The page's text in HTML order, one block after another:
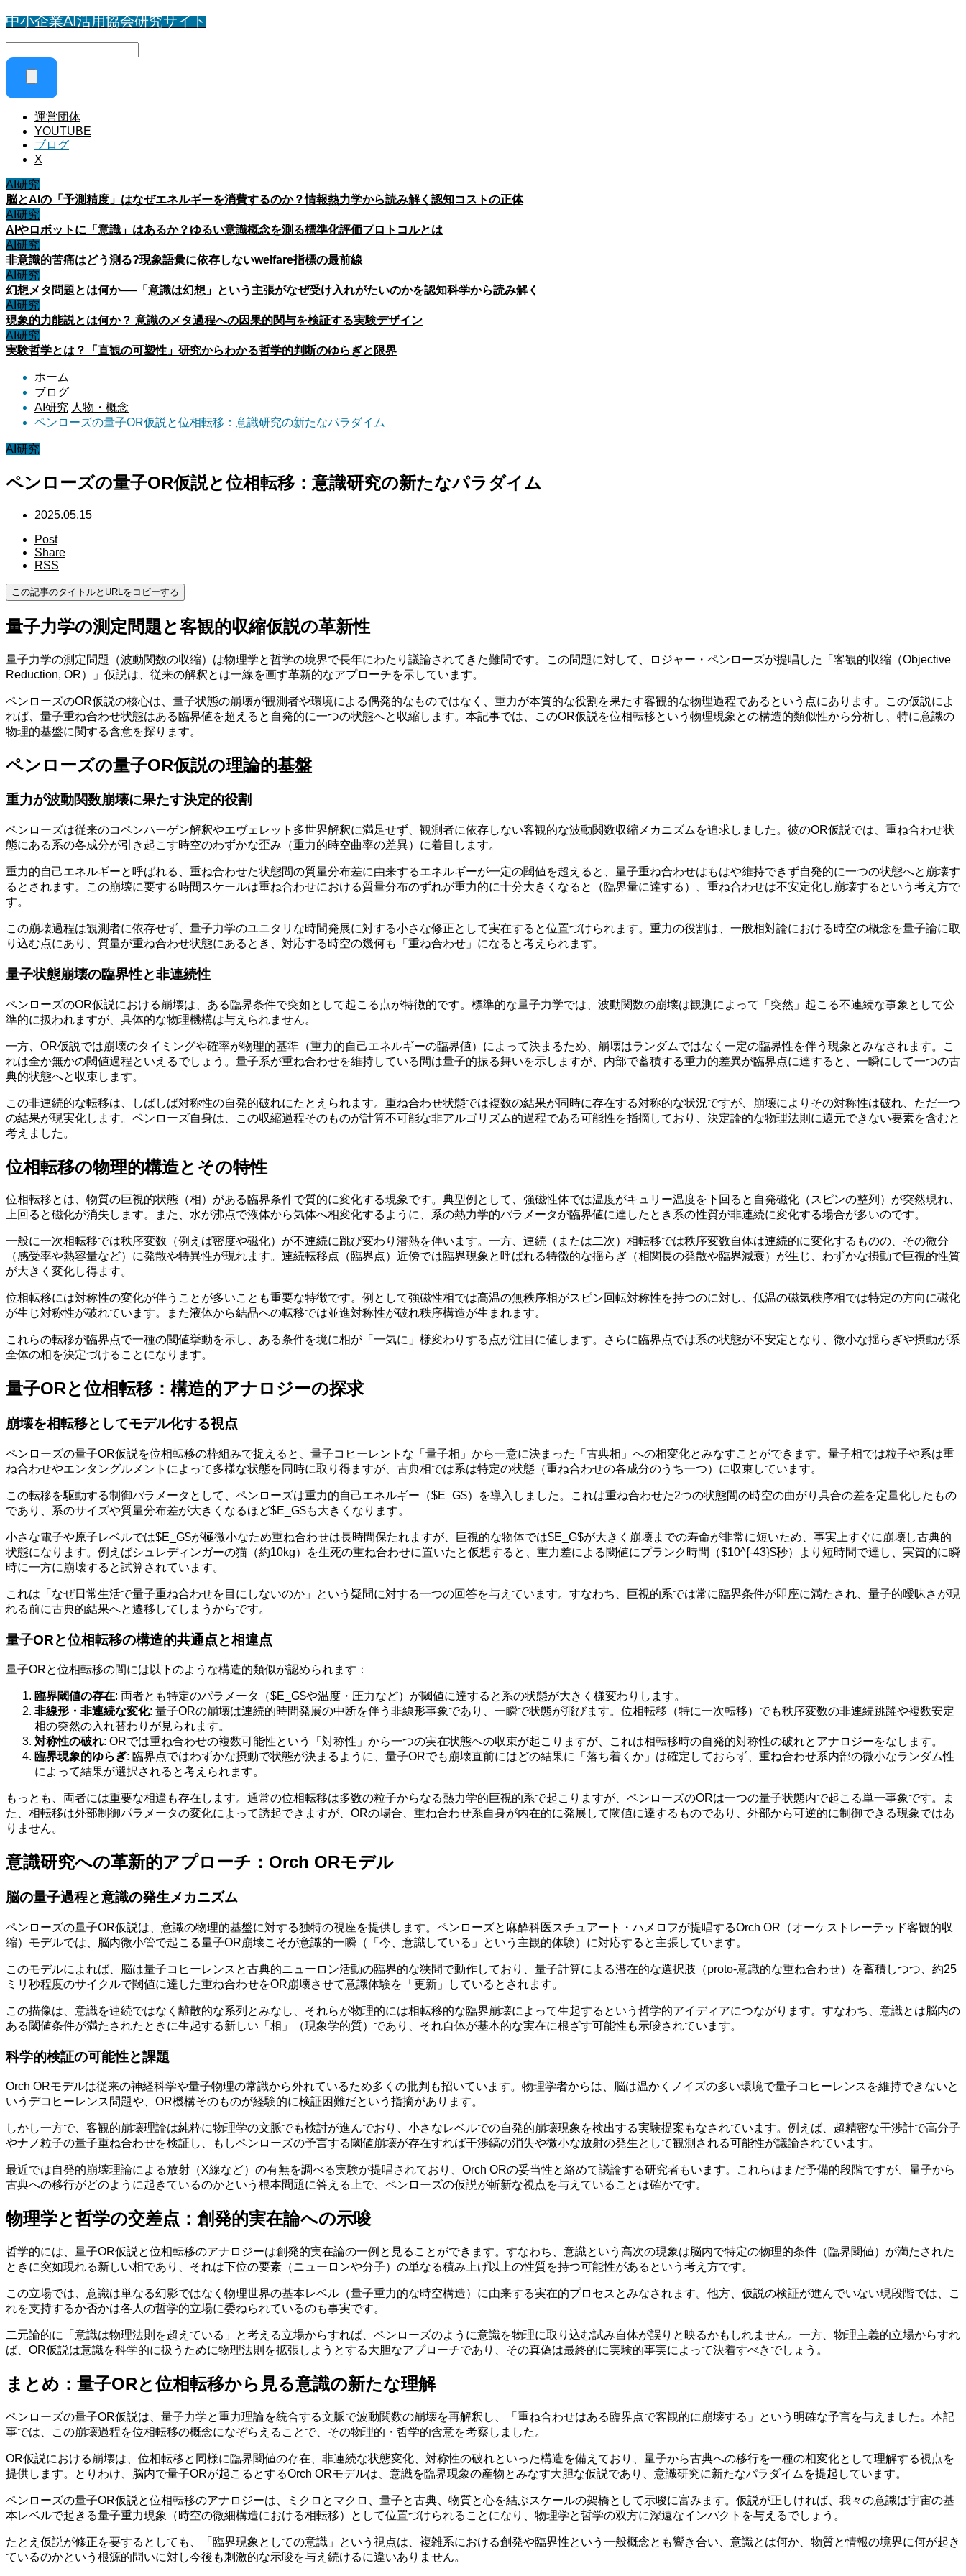
中小企業AI活用協会研究サイト
運営団体
YOUTUBE
ブログ
X
AI研究
脳とAIの「予測精度」はなぜエネルギーを消費するのか？情報熱力学から読み解く認知コストの正体
AI研究
AIやロボットに「意識」はあるか？ゆるい意識概念を測る標準化評価プロトコルとは
AI研究
非意識的苦痛はどう測る?現象語彙に依存しないwelfare指標の最前線
AI研究
幻想メタ問題とは何か──「意識は幻想」という主張がなぜ受け入れがたいのかを認知科学から読み解く
AI研究
現象的力能説とは何か？ 意識のメタ過程への因果的関与を検証する実験デザイン
AI研究
実験哲学とは？「直観の可塑性」研究からわかる哲学的判断のゆらぎと限界
ホーム
ブログ
AI研究 人物・概念
ペンローズの量子OR仮説と位相転移：意識研究の新たなパラダイム
AI研究
ペンローズの量子OR仮説と位相転移：意識研究の新たなパラダイム
2025.05.15
Post
Share
RSS
この記事のタイトルとURLをコピーする
量子力学の測定問題と客観的収縮仮説の革新性
量子力学の測定問題（波動関数の収縮）は物理学と哲学の境界で長年にわたり議論されてきた難問です。この問題に対して、ロジャー・ペンローズが提唱した「客観的収縮（Objective
Reduction, OR）」仮説は、従来の解釈とは一線を画す革新的なアプローチを示しています。
ペンローズのOR仮説の核心は、量子状態の崩壊が観測者や環境による偶発的なものではなく、重力が本質的な役割を果たす客観的な物理過程であるという点にあります。この仮説によ
れば、量子重ね合わせ状態はある臨界値を超えると自発的に一つの状態へと収縮します。本記事では、このOR仮説を位相転移という物理現象との構造的類似性から分析し、特に意識の
物理的基盤に関する含意を探ります。
ペンローズの量子OR仮説の理論的基盤
重力が波動関数崩壊に果たす決定的役割
ペンローズは従来のコペンハーゲン解釈やエヴェレット多世界解釈に満足せず、観測者に依存しない客観的な波動関数収縮メカニズムを追求しました。彼のOR仮説では、重ね合わせ状
態にある系の各成分が引き起こす時空のわずかな歪み（重力的時空曲率の差異）に着目します。
重力的自己エネルギーと呼ばれる、重ね合わせた状態間の質量分布差に由来するエネルギーが一定の閾値を超えると、量子重ね合わせはもはや維持できず自発的に一つの状態へと崩壊す
るとされます。この崩壊に要する時間スケールは重ね合わせにおける質量分布のずれが重力的に十分大きくなると（臨界量に達する）、重ね合わせは不安定化し崩壊するという考え方で
す。
この崩壊過程は観測者に依存せず、量子力学のユニタリな時間発展に対する小さな修正として実在すると位置づけられます。重力の役割は、一般相対論における時空の概念を量子論に取
り込む点にあり、質量が重ね合わせ状態にあるとき、対応する時空の幾何も「重ね合わせ」になると考えられます。
量子状態崩壊の臨界性と非連続性
ペンローズのOR仮説における崩壊は、ある臨界条件で突如として起こる点が特徴的です。標準的な量子力学では、波動関数の崩壊は観測によって「突然」起こる不連続な事象として公
準的に扱われますが、具体的な物理機構は与えられません。
一方、OR仮説では崩壊のタイミングや確率が物理的基準（重力的自己エネルギーの臨界値）によって決まるため、崩壊はランダムではなく一定の臨界性を伴う現象とみなされます。こ
れは全か無かの閾値過程といえるでしょう。量子系が重ね合わせを維持している間は量子的振る舞いを示しますが、内部で蓄積する重力的差異が臨界点に達すると、一瞬にして一つの古
典的状態へと収束します。
この非連続的な転移は、しばしば対称性の自発的破れにたとえられます。重ね合わせ状態では複数の結果が同時に存在する対称的な状況ですが、崩壊によりその対称性は破れ、ただ一つ
の結果が現実化します。ペンローズ自身は、この収縮過程そのものが計算不可能な非アルゴリズム的過程である可能性を指摘しており、決定論的な物理法則に還元できない要素を含むと
考えました。
位相転移の物理的構造とその特性
位相転移とは、物質の巨視的状態（相）がある臨界条件で質的に変化する現象です。典型例として、強磁性体では温度がキュリー温度を下回ると自発磁化（スピンの整列）が突然現れ、
上回ると磁化が消失します。また、水が沸点で液体から気体へ相変化するように、系の熱力学的パラメータが臨界値に達したとき系の性質が非連続に変化する場合が多いのです。
一般に一次相転移では秩序変数（例えば密度や磁化）が不連続に跳び変わり潜熱を伴います。一方、連続（または二次）相転移では秩序変数自体は連続的に変化するものの、その微分
（感受率や熱容量など）に発散や特異性が現れます。連続転移点（臨界点）近傍では臨界現象と呼ばれる特徴的な揺らぎ（相関長の発散や臨界減衰）が生じ、わずかな摂動で巨視的性質
が大きく変化し得ます。
位相転移には対称性の変化が伴うことが多いことも重要な特徴です。例として強磁性相では高温の無秩序相がスピン回転対称性を持つのに対し、低温の磁気秩序相では特定の方向に磁化
が生じ対称性が破れています。また液体から結晶への転移では並進対称性が破れ秩序構造が生まれます。
これらの転移が臨界点で一種の閾値挙動を示し、ある条件を境に相が「一気に」様変わりする点が注目に値します。さらに臨界点では系の状態が不安定となり、微小な揺らぎや摂動が系
全体の相を決定づけることになります。
量子ORと位相転移：構造的アナロジーの探求
崩壊を相転移としてモデル化する視点
ペンローズの量子OR仮説を位相転移の枠組みで捉えると、量子コヒーレントな「量子相」から一意に決まった「古典相」への相変化とみなすことができます。量子相では粒子や系は重
ね合わせやエンタングルメントによって多様な状態を同時に取り得ますが、古典相では系は特定の状態（重ね合わせの各成分のうち一つ）に収束しています。
この転移を駆動する制御パラメータとして、ペンローズは重力的自己エネルギー（$E_G$）を導入しました。これは重ね合わせた2つの状態間の時空の曲がり具合の差を定量化したもの
であり、系のサイズや質量分布差が大きくなるほど$E_G$も大きくなります。
小さな電子や原子レベルでは$E_G$が極微小なため重ね合わせは長時間保たれますが、巨視的な物体では$E_G$が大きく崩壊までの寿命が非常に短いため、事実上すぐに崩壊し古典的
状態になります。例えばシュレディンガーの猫（約10kg）を生死の重ね合わせに置いたと仮想すると、重力差による閾値にプランク時間（$10^{-43}$秒）より短時間で達し、実質的に瞬
時に一方に崩壊すると試算されています。
これは「なぜ日常生活で量子重ね合わせを目にしないのか」という疑問に対する一つの回答を与えています。すなわち、巨視的系では常に臨界条件が即座に満たされ、量子的曖昧さが現
れる前に古典的結果へと遷移してしまうからです。
量子ORと位相転移の構造的共通点と相違点
量子ORと位相転移の間には以下のような構造的類似が認められます：
臨界閾値の存在: 両者とも特定のパラメータ（$E_G$や温度・圧力など）が閾値に達すると系の状態が大きく様変わりします。
非線形・非連続な変化: 量子ORの崩壊は連続的時間発展の中断を伴う非線形事象であり、一瞬で状態が飛びます。位相転移（特に一次転移）でも秩序変数の非連続跳躍や複数安定
相の突然の入れ替わりが見られます。
対称性の破れ: ORでは重ね合わせの複数可能性という「対称性」から一つの実在状態への収束が起こりますが、これは相転移時の自発的対称性の破れとアナロジーをなします。
臨界現象的ゆらぎ: 臨界点ではわずかな摂動で状態が決まるように、量子ORでも崩壊直前にはどの結果に「落ち着くか」は確定しておらず、重ね合わせ系内部の微小なランダム性
によって結果が選択されると考えられます。
もっとも、両者には重要な相違も存在します。通常の位相転移は多数の粒子からなる熱力学的巨視的系で起こりますが、ペンローズのORは一つの量子状態内で起こる単一事象です。ま
た、相転移は外部制御パラメータの変化によって誘起できますが、ORの場合、重ね合わせ系自身が内在的に発展して閾値に達するものであり、外部から可逆的に制御できる現象ではあ
りません。
意識研究への革新的アプローチ：Orch ORモデル
脳の量子過程と意識の発生メカニズム
ペンローズの量子OR仮説は、意識の物理的基盤に対する独特の視座を提供します。ペンローズと麻酔科医スチュアート・ハメロフが提唱するOrch OR（オーケストレーテッド客観的収
縮）モデルでは、脳内微小管で起こる量子OR崩壊こそが意識的一瞬（「今、意識している」という主観的体験）に対応すると主張しています。
このモデルによれば、脳は量子コヒーレンスと古典的ニューロン活動の臨界的な狭間で動作しており、量子計算による潜在的な選択肢（proto-意識的な重ね合わせ）を蓄積しつつ、約25
ミリ秒程度のサイクルで閾値に達した重ね合わせをOR崩壊させて意識体験を「更新」しているとされます。
この描像は、意識を連続ではなく離散的な系列とみなし、それらが物理的には相転移的な臨界崩壊によって生起するという哲学的アイディアにつながります。すなわち、意識とは脳内の
ある閾値条件が満たされたときに生起する新しい「相」（現象学的質）であり、それ自体が基本的な実在に根ざす可能性も示唆されています。
科学的検証の可能性と課題
Orch ORモデルは従来の神経科学や量子物理の常識から外れているため多くの批判も招いています。物理学者からは、脳は温かくノイズの多い環境で量子コヒーレンスを維持できないと
いうデコヒーレンス問題や、OR機構そのものが経験的に検証困難だという指摘があります。
しかし一方で、客観的崩壊理論は純粋に物理学の文脈でも検討が進んでおり、小さなレベルでの自発的崩壊現象を検出する実験提案もなされています。例えば、超精密な干渉計で高分子
やナノ粒子の量子重ね合わせを検証し、もしペンローズの予言する閾値崩壊が存在すれば干渉縞の消失や微小な放射の発生として観測される可能性が議論されています。
最近では自発的崩壊理論による放射（X線など）の有無を調べる実験が提唱されており、Orch ORの妥当性と絡めて議論する研究者もいます。これらはまだ予備的段階ですが、量子から
古典への移行がどのように起きているのかという根本問題に答える上で、ペンローズの仮説が斬新な視点を与えていることは確かです。
物理学と哲学の交差点：創発的実在論への示唆
哲学的には、量子OR仮説と位相転移のアナロジーは創発的実在論の一例と見ることができます。すなわち、意識という高次の現象は脳内で特定の物理的条件（臨界閾値）が満たされた
ときに突如現れる新しい相であり、それは下位の要素（ニューロンや分子）の単なる積み上げ以上の性質を持つ可能性があるという考え方です。
この立場では、意識は単なる幻影ではなく物理世界の基本レベル（量子重力的な時空構造）に由来する実在的プロセスとみなされます。他方、仮説の検証が進んでいない現段階では、こ
れを支持するか否かは各人の哲学的立場に委ねられているのも事実です。
二元論的に「意識は物理法則を超えている」と考える立場からすれば、ペンローズのように意識を物理に取り込む試み自体が誤りと映るかもしれません。一方、物理主義的立場からすれ
ば、OR仮説は意識を科学的に扱うために物理法則を拡張しようとする大胆なアプローチであり、その真偽は最終的に実験的事実によって決着すべきでしょう。
まとめ：量子ORと位相転移から見る意識の新たな理解
ペンローズの量子OR仮説は、量子力学と重力理論を統合する文脈で波動関数の崩壊を再解釈し、「重ね合わせはある臨界点で客観的に崩壊する」という明確な予言を与えました。本記
事では、この崩壊過程を位相転移の概念になぞらえることで、その物理的・哲学的含意を考察しました。
OR仮説における崩壊は、位相転移と同様に臨界閾値の存在、非連続な状態変化、対称性の破れといった構造を備えており、量子から古典への移行を一種の相変化として理解する視点を
提供します。とりわけ、脳内で量子ORが起こるとするOrch ORモデルは、意識を臨界現象の産物とみなす大胆な仮説であり、意識研究に新たなパラダイムを提起しています。
ペンローズの量子OR仮説と位相転移のアナロジーは、ミクロとマクロ、量子と古典、物質と心を結ぶスケールの架橋として示唆に富みます。仮説が正しければ、我々の意識は宇宙の基
本レベルで起きる量子重力現象（時空の微細構造における相転移）として位置づけられることになり、物理学と哲学の双方に深遠なインパクトを与えるでしょう。
たとえ仮説が修正を要するとしても、「臨界現象としての意識」という視点は、複雑系における創発や臨界性という一般概念とも響き合い、意識とは何か、物質と情報の境界に何が起き
ているのかという根源的問いに対し今後も刺激的な示唆を与え続けるに違いありません。